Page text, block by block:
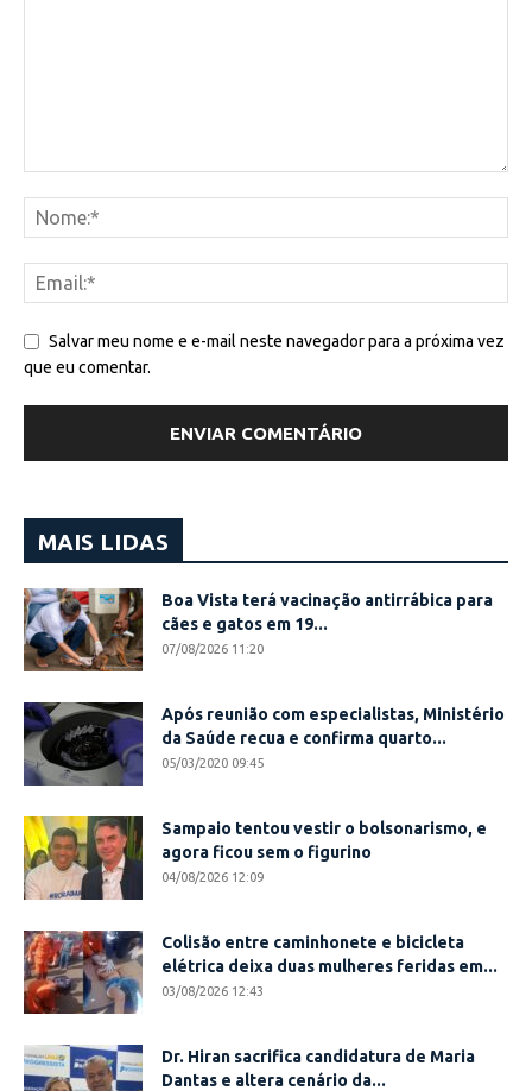
Salvar meu nome e e-mail neste navegador para a próxima vez
que eu comentar.
MAIS LIDAS
Boa Vista terá vacinação antirrábica para
cães e gatos em 19...
07/08/2026 11:20
Após reunião com especialistas, Ministério
da Saúde recua e confirma quarto...
05/03/2020 09:45
Sampaio tentou vestir o bolsonarismo, e
agora ficou sem o figurino
04/08/2026 12:09
Colisão entre caminhonete e bicicleta
elétrica deixa duas mulheres feridas em...
03/08/2026 12:43
Dr. Hiran sacrifica candidatura de Maria
Dantas e altera cenário da...